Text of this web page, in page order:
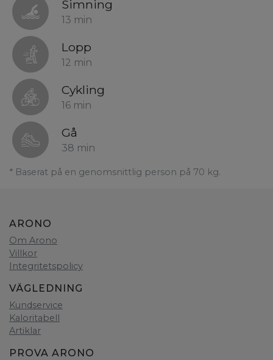
Simning
13 min
Lopp
12 min
Cykling
16 min
Gå
38 min
* Baserat på en genomsnittlig person på 70 kg.
ARONO
Om Arono
Villkor
Integritetspolicy
VÄGLEDNING
Kundservice
Kaloritabell
Artiklar
PROVA ARONO